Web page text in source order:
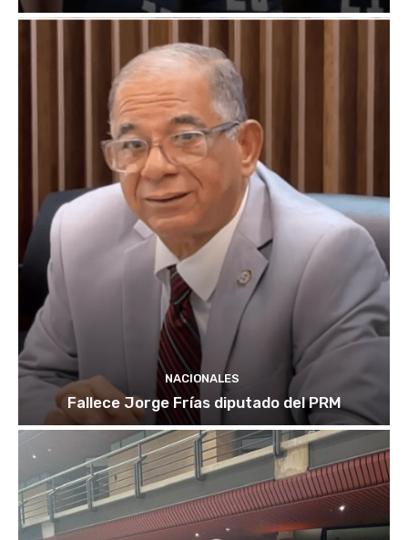
NACIONALES
Fallece Jorge Frías diputado del PRM